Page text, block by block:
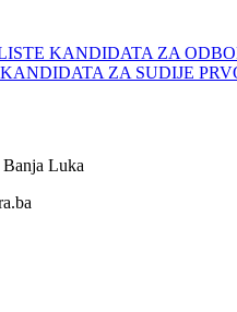
KANDIDATA ZA
ZA SUDIJE
Luka